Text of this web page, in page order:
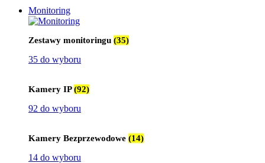
Monitoring
Zestawy monitoringu (35)
35 do wyboru
Kamery IP(92)
92 do wyboru
Kamery Bezprzewodowe (14)
14 do wyboru